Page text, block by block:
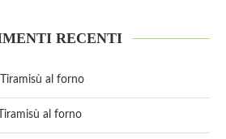
RECENTI
al forno
al forno